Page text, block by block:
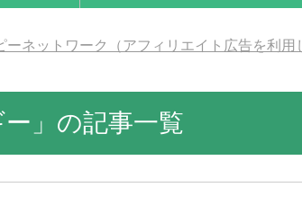
ネットワーク（アフィリエイト広告を利用
ー」の記事一覧